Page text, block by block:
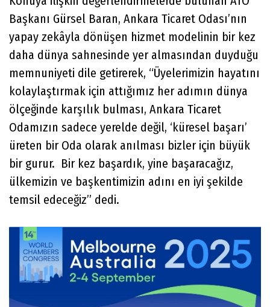
Başkanı Gürsel Baran, Ankara Ticaret Odası’nın
yapay zekâyla dönüşen hizmet modelinin bir kez
daha dünya sahnesinde yer almasından duyduğu
memnuniyeti dile getirerek, “Üyelerimizin hayatını
kolaylaştırmak için attığımız her adımın dünya
ölçeğinde karşılık bulması, Ankara Ticaret
Odamızın sadece yerelde değil, ‘küresel başarı’
üreten bir Oda olarak anılması bizler için büyük
bir gurur. Bir kez başardık, yine başaracağız,
ülkemizin ve başkentimizin adını en iyi şekilde
temsil edeceğiz” dedi.